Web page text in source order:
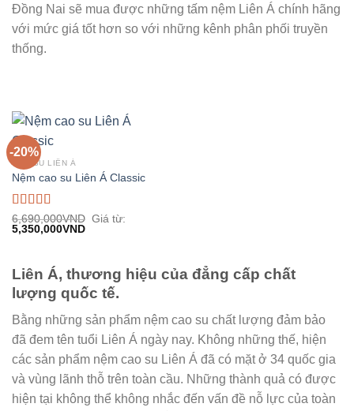
Đồng Nai sẽ mua được những tấm nệm Liên Á chính hãng
với mức giá tốt hơn so với những kênh phân phối truyền
thống.
-20%
CAO SU LIÊN Á
Nệm cao su Liên Á Classic
Được xếp
hạng5.005
6,690,000VND Giá từ:
5,350,000VND
Liên Á, thương hiệu của đẳng cấp chất
lượng quốc tế.
Bằng những sản phẩm nệm cao su chất lượng đảm bảo
đã đem tên tuổi Liên Á ngày nay. Không những thế, hiện
các sản phẩm nệm cao su Liên Á đã có mặt ở 34 quốc gia
và vùng lãnh thỗ trên toàn cầu. Những thành quả có được
hiện tại không thể không nhắc đến vấn đề nỗ lực của toàn